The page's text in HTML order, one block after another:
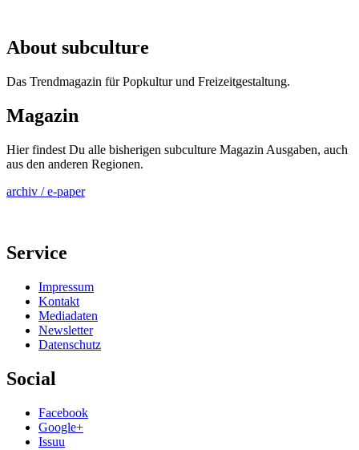
About subculture
Das Trendmagazin für Popkultur und Freizeitgestaltung.
Magazin
Hier findest Du alle bisherigen subculture Magazin Ausgaben, auch
aus den anderen Regionen.
archiv / e-paper
Service
Impressum
Kontakt
Mediadaten
Newsletter
Datenschutz
Social
Facebook
Google+
Issuu